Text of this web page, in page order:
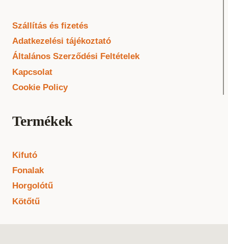
Szállítás és fizetés
Adatkezelési tájékoztató
Általános Szerződési Feltételek
Kapcsolat
Cookie Policy
Termékek
Kifutó
Fonalak
Horgolótű
Kötőtű